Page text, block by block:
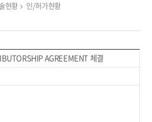
현황 인/허가현황
AGREEMENT 체결